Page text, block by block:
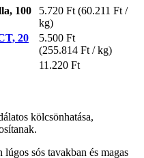
100
5.720 Ft (60.211 Ft /
kg)
20
5.500 Ft
(255.814 Ft / kg)
11.220 Ft
kölcsönhatása,
sós tavakban és magas